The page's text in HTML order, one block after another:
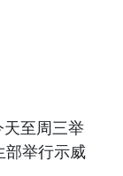
天至周三举
部举行示威